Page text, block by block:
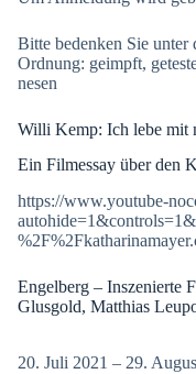
Bitte bedenken Sie unter
Ordnung: geimpft,
nesen
Willi Kemp: Ich lebe mit
Ein Filmessay über den
https://www.youtube-
Engelberg – Inszenierte
Glusgold, Matthias
20. Juli 2021 – 29.